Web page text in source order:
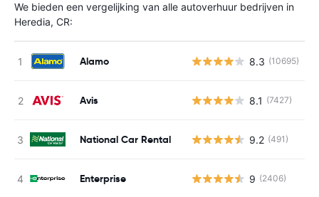
We bieden een vergelijking van alle autoverhuur bedrijven in
Heredia, CR:
Alamo 8.3 (10695)
Avis 8.1 (7427)
National Car Rental 9.2 (491)
Enterprise 9 (2406)